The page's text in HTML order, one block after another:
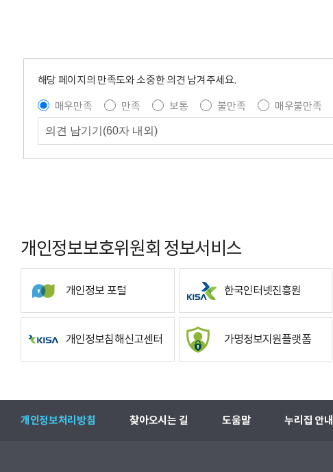
해당 페이지의 만족도와 소중한 의견 남겨주세요.
매우만족
만족 보통 불만족 매우불만족
개인정보보호위원회 정보서비스
개인정보 포털 한국인터넷진흥원
개인정보침해신고센터 가명정보지원플랫폼
개인정보처리방침 찾아오시는 길 도움말 누리집 안내